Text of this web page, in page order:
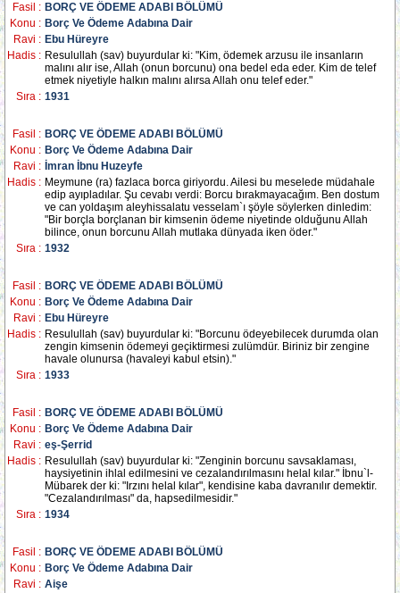
Fasil : BORÇ VE ÖDEME ADABI BÖLÜMÜ
Konu : Borç Ve Ödeme Adabına Dair
Ravi : Ebu Hüreyre
Hadis : Resulullah (sav) buyurdular ki: "Kim, ödemek arzusu ile insanların
malını alır ise, Allah (onun borcunu) ona bedel eda eder. Kim de telef
etmek niyetiyle halkın malını alırsa Allah onu telef eder."
Sıra : 1931
Fasil : BORÇ VE ÖDEME ADABI BÖLÜMÜ
Konu : Borç Ve Ödeme Adabına Dair
Ravi : İmran İbnu Huzeyfe
Hadis : Meymune (ra) fazlaca borca giriyordu. Ailesi bu meselede müdahale
edip ayıpladılar. Şu cevabı verdi: Borcu bırakmayacağım. Ben dostum
ve can yoldaşım aleyhissalatu vesselam`ı şöyle söylerken dinledim:
"Bir borçla borçlanan bir kimsenin ödeme niyetinde olduğunu Allah
bilince, onun borcunu Allah mutlaka dünyada iken öder."
Sıra : 1932
Fasil : BORÇ VE ÖDEME ADABI BÖLÜMÜ
Konu : Borç Ve Ödeme Adabına Dair
Ravi : Ebu Hüreyre
Hadis : Resulullah (sav) buyurdular ki: "Borcunu ödeyebilecek durumda olan
zengin kimsenin ödemeyi geçiktirmesi zulümdür. Biriniz bir zengine
havale olunursa (havaleyi kabul etsin)."
Sıra : 1933
Fasil : BORÇ VE ÖDEME ADABI BÖLÜMÜ
Konu : Borç Ve Ödeme Adabına Dair
Ravi : eş-Şerrid
Hadis : Resulullah (sav) buyurdular ki: "Zenginin borcunu savsaklaması,
haysiyetinin ihlal edilmesini ve cezalandırılmasını helal kılar." İbnu`l-
Mübarek der ki: "Irzını helal kılar", kendisine kaba davranılır demektir.
"Cezalandırılması" da, hapsedilmesidir."
Sıra : 1934
Fasil : BORÇ VE ÖDEME ADABI BÖLÜMÜ
Konu : Borç Ve Ödeme Adabına Dair
Ravi : Aişe